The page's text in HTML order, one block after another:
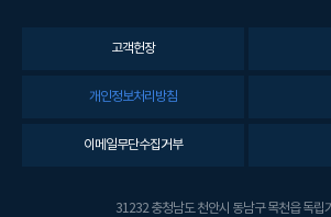
고객헌장
개인정보처리방침
이메일무단수집거부
31232 충청남도 천안시 동남구 목천읍 독립